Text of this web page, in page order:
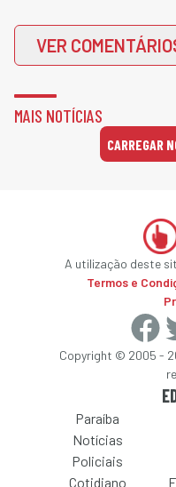
VER
MAIS NOTÍCIAS
CARREGAR
A utilização deste
Termos e
Copyright © 2005 -
Paraíba
Notícias
Policiais
Cotidiano